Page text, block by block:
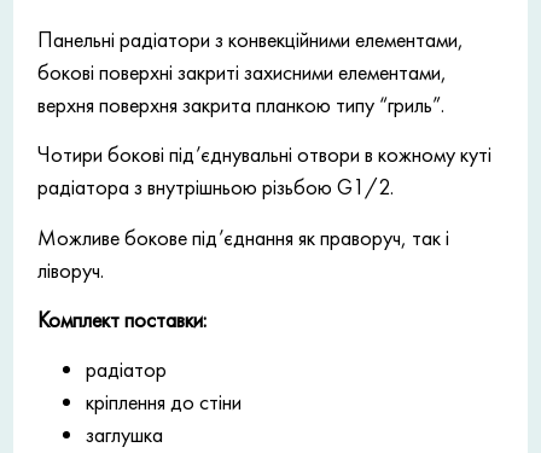
Панельні радіатори з конвекційними елементами,
бокові поверхні закриті захисними елементами,
верхня поверхня закрита планкою типу “гриль”.
Чотири бокові під’єднувальні отвори в кожному куті
радіатора з внутрішньою різьбою G1/2.
Можливе бокове під’єднання як праворуч, так і
ліворуч.
Комплект поставки:
радіатор
кріплення до стіни
заглушка